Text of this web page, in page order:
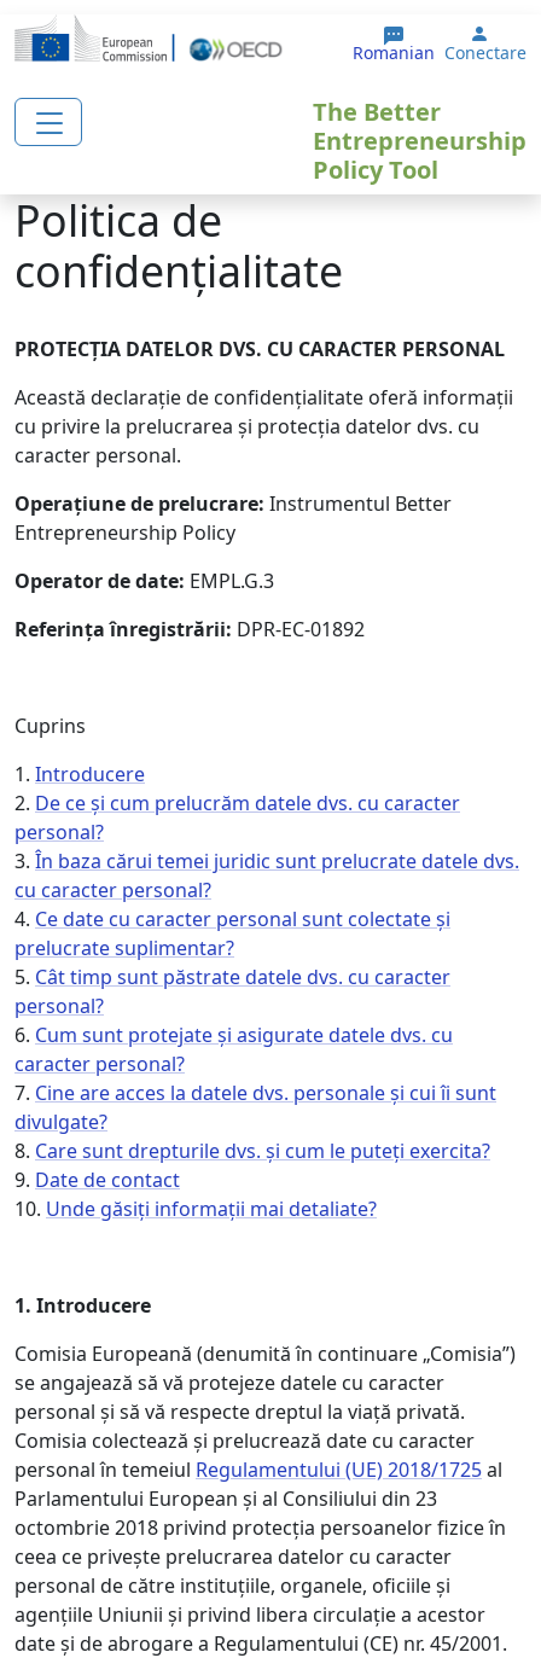
Sari la conținutul principal
Romanian User
Conectare
The Better
Entrepreneurship
Policy Tool
Politica de
confidențialitate
PROTECȚIA DATELOR DVS. CU CARACTER PERSONAL
Această declarație de confidențialitate oferă informații
cu privire la prelucrarea și protecția datelor dvs. cu
caracter personal.
Operațiune de prelucrare: Instrumentul Better
Entrepreneurship Policy
Operator de date: EMPL.G.3
Referința înregistrării: DPR-EC-01892
Cuprins
1. Introducere
2. De ce și cum prelucrăm datele dvs. cu caracter
personal?
3. În baza cărui temei juridic sunt prelucrate datele dvs.
cu caracter personal?
4. Ce date cu caracter personal sunt colectate și
prelucrate suplimentar?
5. Cât timp sunt păstrate datele dvs. cu caracter
personal?
6. Cum sunt protejate și asigurate datele dvs. cu
caracter personal?
7. Cine are acces la datele dvs. personale și cui îi sunt
divulgate?
8. Care sunt drepturile dvs. și cum le puteți exercita?
9. Date de contact
10. Unde găsiți informații mai detaliate?
1. Introducere
Comisia Europeană (denumită în continuare „Comisia”)
se angajează să vă protejeze datele cu caracter
personal și să vă respecte dreptul la viață privată.
Comisia colectează și prelucrează date cu caracter
personal în temeiul Regulamentului (UE) 2018/1725al
Parlamentului European și al Consiliului din 23
octombrie 2018 privind protecția persoanelor fizice în
ceea ce privește prelucrarea datelor cu caracter
personal de către instituțiile, organele, oficiile și
agențiile Uniunii și privind libera circulație a acestor
date și de abrogare a Regulamentului (CE) nr. 45/2001.